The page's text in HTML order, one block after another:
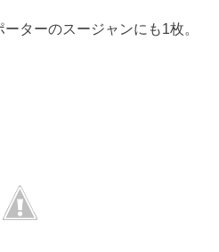
ターのスージャンにも1枚。